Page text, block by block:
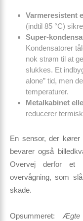
Varmeresistent
(indtil 85 °C)
Super-
Kondensatorer
nok strøm til at
slukkes. Et
alone” tid, men
temperaturer.
Metalkabinet
reducerer
En sensor, der
bevarer også
Overvej derfor et
overvågning, som
skade.
Opsummeret:Ægte